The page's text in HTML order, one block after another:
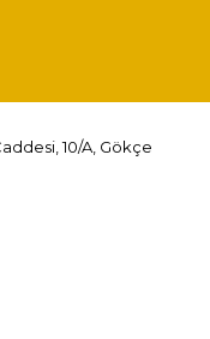
10/A, Gökçe